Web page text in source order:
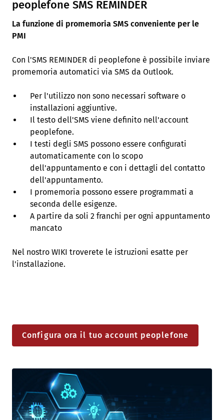
peoplefone SMS REMINDER
La funzione di promemoria SMS conveniente per le
PMI
Con l'SMS REMINDER di peoplefone è possibile inviare
promemoria automatici via SMS da Outlook.
Per l'utilizzo non sono necessari software o
installazioni aggiuntive.
Il testo dell'SMS viene definito nell'account
peoplefone.
I testi degli SMS possono essere configurati
automaticamente con lo scopo
dell'appuntamento e con i dettagli del contatto
dell'appuntamento.
I promemoria possono essere programmati a
seconda delle esigenze.
A partire da soli 2 franchi per ogni appuntamento
mancato
Nel nostro WIKI troverete le istruzioni esatte per
l'installazione.
Configura ora il tuo account peoplefone